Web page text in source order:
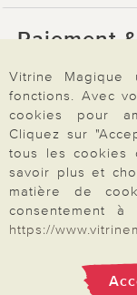
Paiement
À propos
Besoin
Mentions légales|
Vitrine Magique
fonctions. Avec
cookies pour
Cliquez sur
tous les cookies
savoir plus et
matière de
consentement
https://